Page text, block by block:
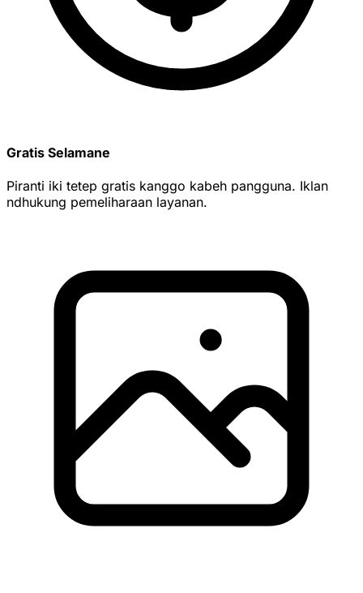
Gratis Selamane
Piranti iki tetep gratis kanggo kabeh pangguna. Iklan
ndhukung pemeliharaan layanan.